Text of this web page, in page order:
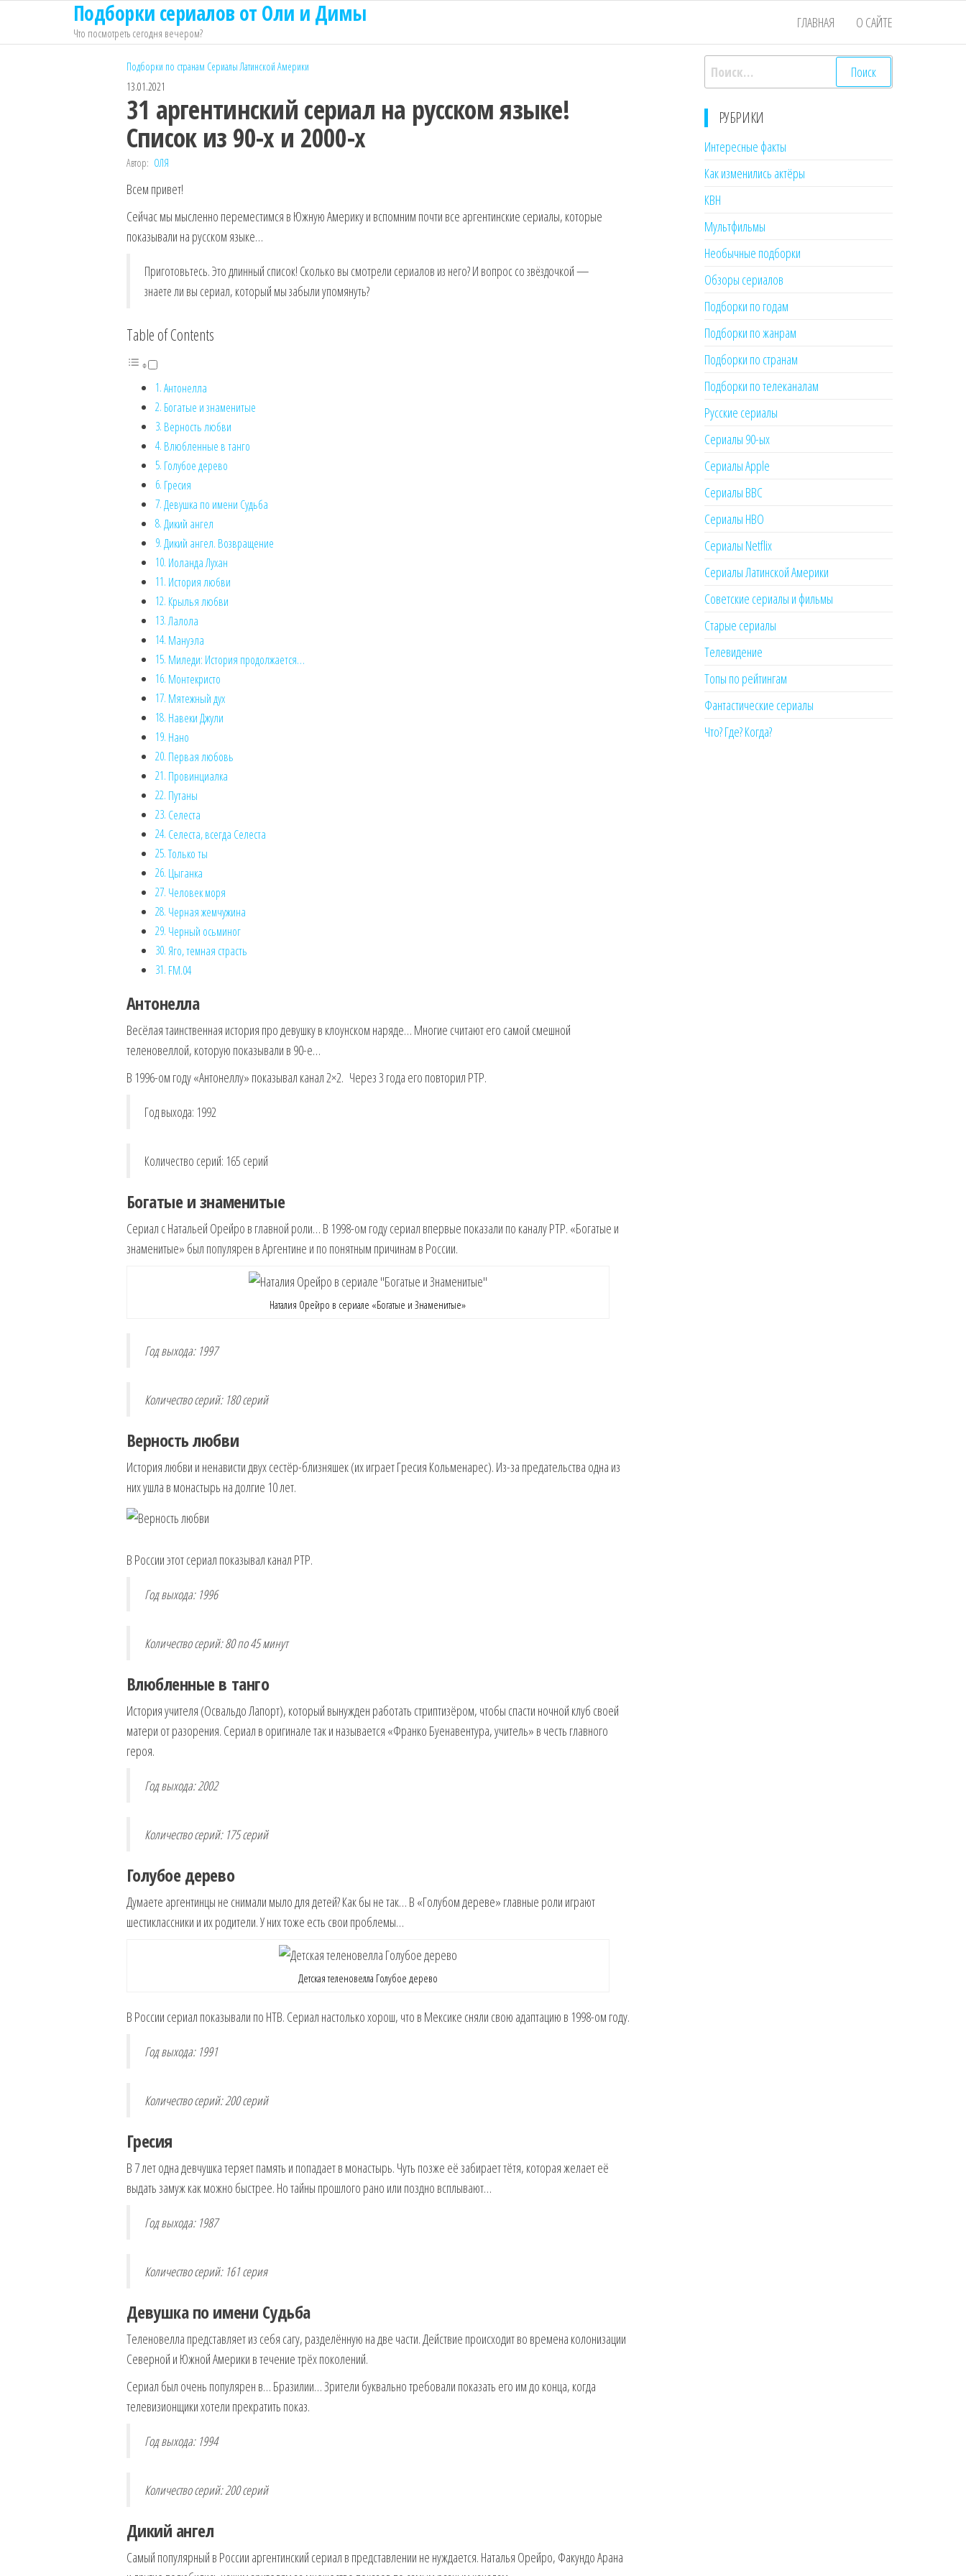
содержимому
Подборки сериалов от Оли и Димы
Что посмотреть сегодня вечером?
ГЛАВНАЯ О САЙТЕ
Подборки по странам Сериалы Латинской Америки
13.01.2021
31 аргентинский сериал на русском языке!
Список из 90-х и 2000-х
Автор: ОЛЯ
Всем привет!
Сейчас мы мысленно переместимся в Южную Америку и вспомним почти все аргентинские сериалы, которые
показывали на русском языке…
Приготовьтесь. Это длинный список! Сколько вы смотрели сериалов из него? И вопрос со звёздочкой —
знаете ли вы сериал, который мы забыли упомянуть?
Table of Contents
Антонелла
Богатые и знаменитые
Верность любви
Влюбленные в танго
Голубое дерево
Гресия
Девушка по имени Судьба
Дикий ангел
Дикий ангел. Возвращение
Иоланда Лухан
История любви
Крылья любви
Лалола
Мануэла
Миледи: История продолжается…
Монтекристо
Мятежный дух
Навеки Джули
Нано
Первая любовь
Провинциалка
Путаны
Селеста
Селеста, всегда Селеста
Только ты
Цыганка
Человек моря
Черная жемчужина
Черный осьминог
Яго, темная страсть
FM.04
Антонелла
Весёлая таинственная история про девушку в клоунском наряде… Многие считают его самой смешной
теленовеллой, которую показывали в 90-е…
В 1996-ом году «Антонеллу» показывал канал 2×2. Через 3 года его повторил РТР.
Год выхода: 1992
Количество серий: 165 серий
Богатые и знаменитые
Сериал с Натальей Орейро в главной роли… В 1998-ом году сериал впервые показали по каналу РТР. «Богатые и
знаменитые» был популярен в Аргентине и по понятным причинам в России.
Наталия Орейро в сериале «Богатые и Знаменитые»
Год выхода: 1997
Количество серий: 180 серий
Верность любви
История любви и ненависти двух сестёр-близняшек (их играет Гресия Кольменарес). Из-за предательства одна из
них ушла в монастырь на долгие 10 лет.
В России этот сериал показывал канал РТР.
Год выхода: 1996
Количество серий: 80 по 45 минут
Влюбленные в танго
История учителя (Освальдо Лапорт), который вынужден работать стриптизёром, чтобы спасти ночной клуб своей
матери от разорения. Сериал в оригинале так и называется «Франко Буенавентура, учитель» в честь главного
героя.
Год выхода: 2002
Количество серий: 175 серий
Голубое дерево
Думаете аргентинцы не снимали мыло для детей? Как бы не так… В «Голубом дереве» главные роли играют
шестиклассники и их родители. У них тоже есть свои проблемы…
Детская теленовелла Голубое дерево
В России сериал показывали по НТВ. Сериал настолько хорош, что в Мексике сняли свою адаптацию в 1998-ом году.
Год выхода: 1991
Количество серий: 200 серий
Гресия
В 7 лет одна девчушка теряет память и попадает в монастырь. Чуть позже её забирает тётя, которая желает её
выдать замуж как можно быстрее. Но тайны прошлого рано или поздно всплывают…
Год выхода: 1987
Количество серий: 161 серия
Девушка по имени Судьба
Теленовелла представляет из себя сагу, разделённую на две части. Действие происходит во времена колонизации
Северной и Южной Америки в течение трёх поколений.
Сериал был очень популярен в… Бразилии… Зрители буквально требовали показать его им до конца, когда
телевизионщики хотели прекратить показ.
Год выхода: 1994
Количество серий: 200 серий
Дикий ангел
Самый популярный в России аргентинский сериал в представлении не нуждается. Наталья Орейро, Факундо Арана
Найти:
РУБРИКИ
Интересные факты
Как изменились актёры
КВН
Мультфильмы
Необычные подборки
Обзоры сериалов
Подборки по годам
Подборки по жанрам
Подборки по странам
Подборки по телеканалам
Русские сериалы
Сериалы 90-ых
Сериалы Apple
Сериалы BBC
Сериалы HBO
Сериалы Netflix
Сериалы Латинской Америки
Советские сериалы и фильмы
Старые сериалы
Телевидение
Топы по рейтингам
Фантастические сериалы
Что? Где? Когда?